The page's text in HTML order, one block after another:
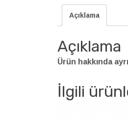
Açıklama
Açıklama
Ürün hakkında
İlgili